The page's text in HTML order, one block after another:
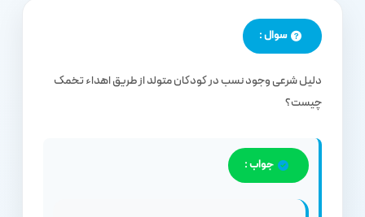
سوال :
دلیل شرعی وجود نسب در کودکان متولد از طریق اهداء تخمک
چیست؟
جواب :